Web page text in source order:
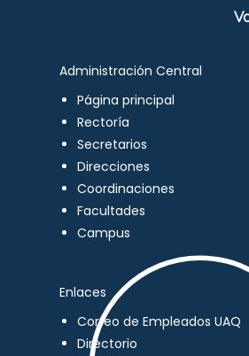
Administración Central
Página principal
Rectoría
Secretarios
Direcciones
Coordinaciones
Facultades
Campus
Enlaces
Correo de Empleados UAQ
Directorio